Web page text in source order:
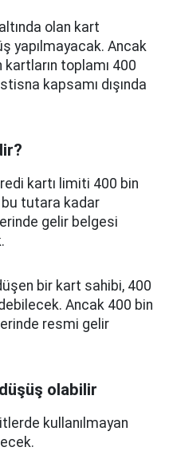
olan kart
yapılmayacak. Ancak
toplamı 400
kapsamı dışında
kartı limiti 400 bin
bu tutara kadar
gelir belgesi
bir kart sahibi, 400
Ancak 400 bin
resmi gelir
olabilir
kullanılmayan